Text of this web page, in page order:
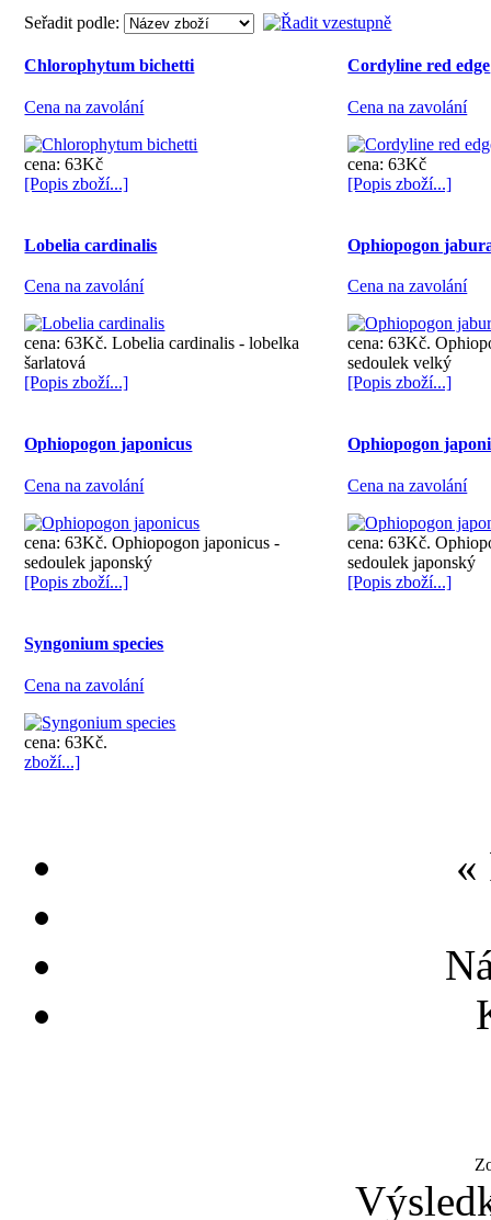
Seřadit podle:
Chlorophytum bichetti
Cena na zavolání
cena: 63Kč
[Popis zboží...]
Cordyline red edge
Cena na zavolání
cena: 63Kč
[Popis zboží...]
Lobelia cardinalis
Cena na zavolání
cena: 63Kč. Lobelia cardinalis - lobelka
šarlatová
[Popis zboží...]
Ophiopogon
Cena na zavolání
cena: 63Kč.
sedoulek velký
[Popis zboží...]
Ophiopogon japonicus
Cena na zavolání
cena: 63Kč. Ophiopogon japonicus -
sedoulek japonský
[Popis zboží...]
Ophiopogon
Cena na zavolání
cena: 63Kč.
sedoulek japonský
[Popis zboží...]
Syngonium species
Cena na zavolání
cena: 63Kč.
zboží...]
«